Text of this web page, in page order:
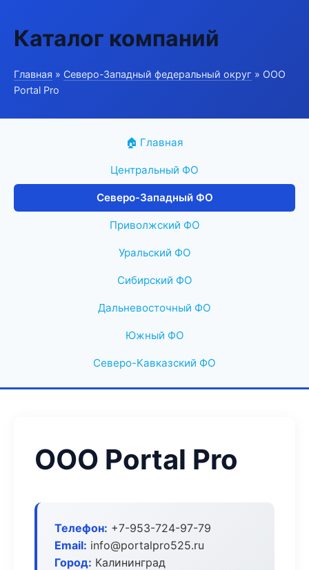
Каталог компаний
Главная » Северо-Западный федеральный округ » ООО
Portal Pro
🏠 Главная
Центральный ФО
Северо-Западный ФО
Приволжский ФО
Уральский ФО
Сибирский ФО
Дальневосточный ФО
Южный ФО
Северо-Кавказский ФО
ООО Portal Pro
Телефон: +7-953-724-97-79
Email: info@portalpro525.ru
Город: Калининград